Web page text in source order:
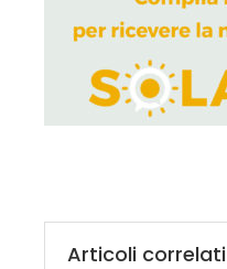
Articoli correlati